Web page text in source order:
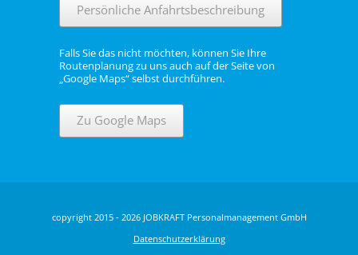
Persönliche Anfahrtsbeschreibung
Falls Sie das nicht möchten, können Sie Ihre
Routenplanung zu uns auch auf der Seite von
„Google Maps“ selbst durchführen.
Zu Google Maps
copyright 2015 - 2026 JOBKRAFT Personalmanagement GmbH
Datenschutzerklärung